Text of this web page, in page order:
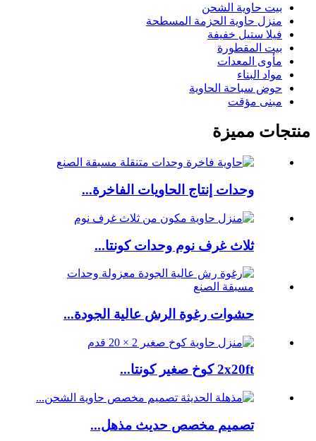
بيت حاوية الشحن
منزل حاوية الحزمة المسطحة
فيلا ستيل خفيفة
بيت المقطورة
مأوى المعدات
مواد البناء
حوض سباحة الحاوية
مبنى مؤقت
منتجات مميزة
وحدات إنتاج الحاويات الفاخرة...
ثلاث غرف نوم وحدات كونتا...
حشوات رغوة الرش عالية الجودة...
2x20ft كوخ صغير كونتا...
تصميم مخصص حديث مذهل...